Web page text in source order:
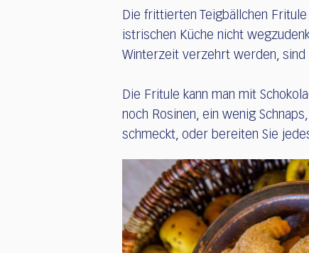
Die frittierten Teigbällchen
istrischen Küche nicht
Winterzeit verzehrt werden, sind
Die Fritule kann man mit
noch Rosinen, ein wenig
schmeckt, oder bereiten Sie